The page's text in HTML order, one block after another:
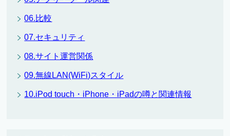
06.比較
07.セキュリティ
08.サイト運営関係
09.無線LAN(WiFi)スタイル
10.iPod touch・iPhone・iPadの噂と関連情報